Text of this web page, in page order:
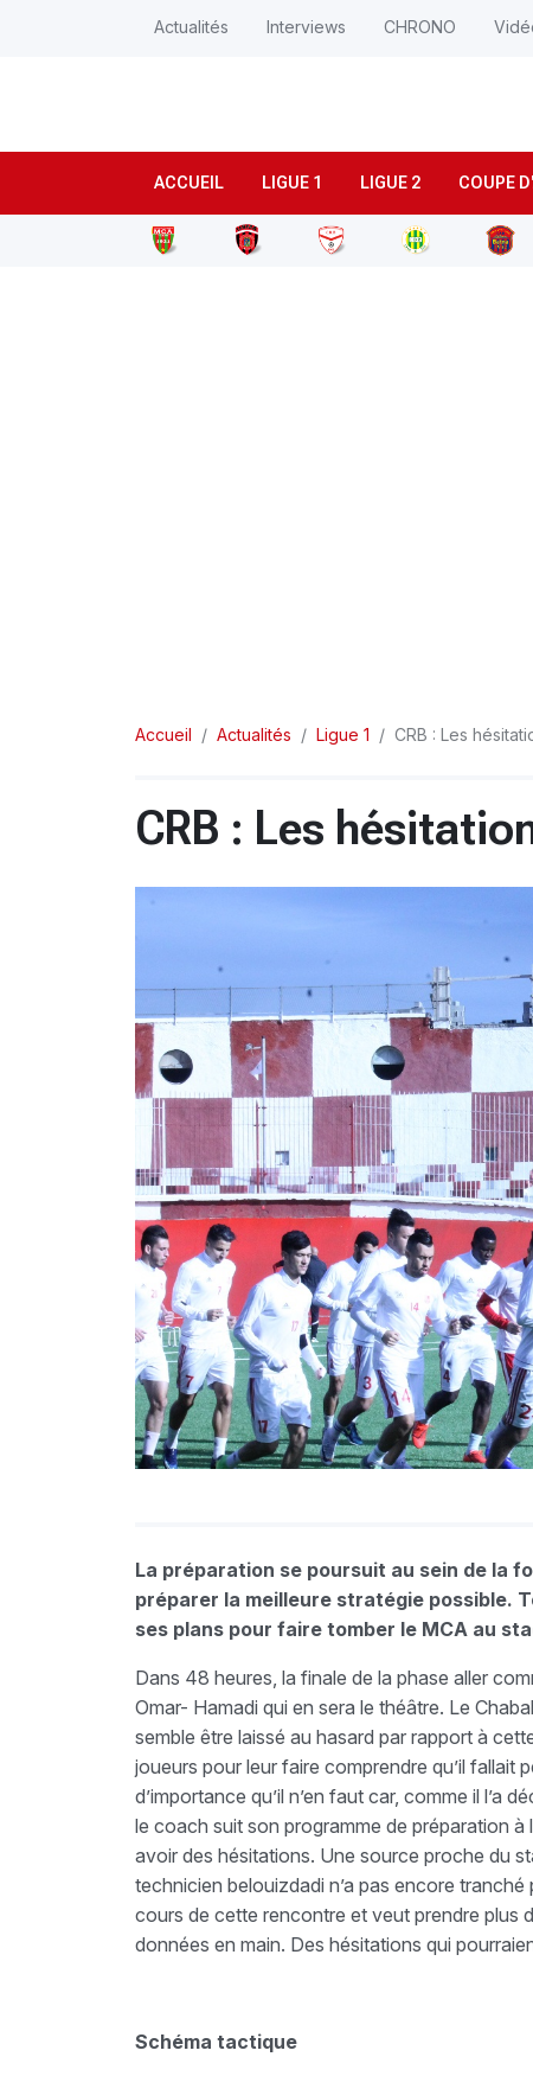
ACCUEIL LIGUE 1 LIGUE 2 COUPE
Actualités Interviews CHRONO
Accueil Actualités Ligue 1 CRB : Les
CRB : Les
La préparation se poursuit au sein de la
préparer la meilleure stratégie possible.
ses plans pour faire tomber le MCA au
Dans 48 heures, la finale de la phase aller
Omar- Hamadi qui en sera le théâtre. Le
semble être laissé au hasard par rapport à
joueurs pour leur faire comprendre qu’il fallait
d’importance qu’il n’en faut car, comme il l’a
le coach suit son programme de préparation
avoir des hésitations. Une source proche du
technicien belouizdadi n’a pas encore
cours de cette rencontre et veut prendre plus
données en main. Des hésitations qui
Schéma tactique